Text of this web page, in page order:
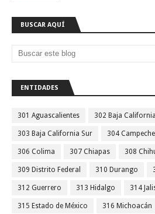
BUSCAR AQUÍ
ENTIDADES
301 Aguascalientes 302 Baja California
303 Baja California Sur 304 Campeche
306 Colima 307 Chiapas 308
309 Distrito Federal 310 Durango
312 Guerrero 313 Hidalgo 314
315 Estado de México 316 Michoacán